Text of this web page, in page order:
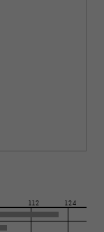
112
124